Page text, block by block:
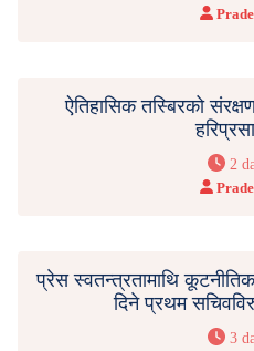
ऐतिहासिक तस्बिरको
2
प्रेस स्वतन्त्रतामाथि
दिने प्रथम
3